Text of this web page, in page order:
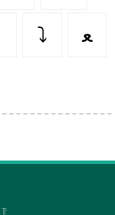
⤵️ ﻌ